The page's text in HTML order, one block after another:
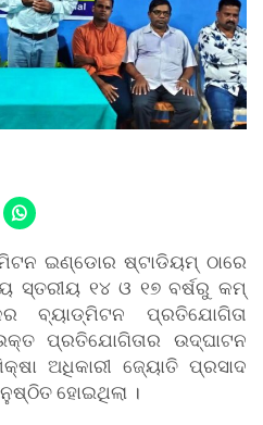
ଇଣ୍ଡୋର ଷ୍ଟାଡିୟମ୍ ଠାରେ
ସ୍ତରୀୟ ୧୪ ଓ ୧୭ ବର୍ଷରୁ କମ୍
ବ୍ୟାଡ୍ମିଟନ ପ୍ରତିଯୋଗିତା
ପ୍ରତିଯୋଗିତାର ଉଦ୍ଘାଟନ
ଅଧିକାରୀ ଜ୍ୟୋତି ପ୍ରସାଦ
ହୋଇଥିଲା ।